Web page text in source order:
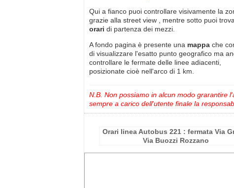
Qui a fianco puoi controllare visivamente la
grazie alla street view , mentre sotto puoi
orari di partenza dei mezzi.
A fondo pagina è presente una mappa che
di visualizzare l'esatto punto geografico ma
controllare le fermate delle linee adiacenti,
posizionate cioè nell'arco di 1 km.
N.B. Non possiamo in alcun modo grarantire
sempre a carico dell'utente finale la
Orari linea Autobus 221 : fermata Via
Via Buozzi Rozzano